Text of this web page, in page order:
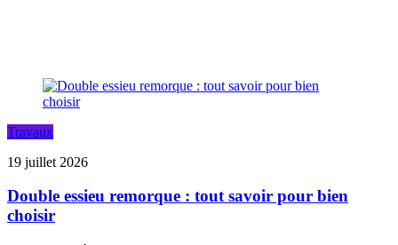
Travaux
19 juillet 2026
Double essieu remorque : tout savoir pour bien
choisir